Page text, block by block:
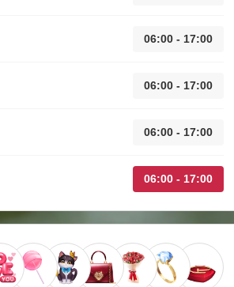
06:00 - 17:00
06:00 - 17:00
06:00 - 17:00
06:00 - 17:00